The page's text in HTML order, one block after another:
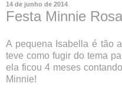
14 de junho de 2014
Festa Minnie
A pequena Isabella é tão
teve como fugir do tema
ela ficou 4 meses
Minnie!